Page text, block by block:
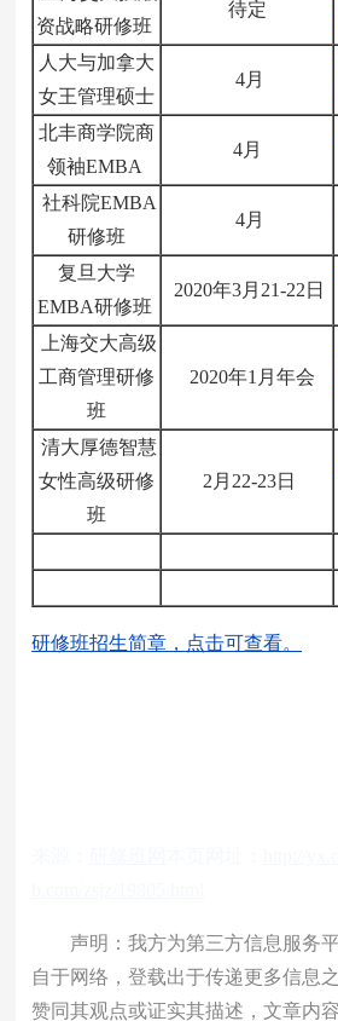
资战略研修班
待定
人大与加拿大
女王管理硕士
4月
北丰商学院商
领袖EMBA
4月
社科院EMBA
研修班
4月
复旦大学
EMBA研修班
2020年3月21-22日
上海交大高级
工商管理研修
班
2020年1月年会
清大厚德智慧
女性高级研修
班
2月22-23日
研修班招生简章，点击可查看。
声明：我方为第三方信息服务平
自于网络，登载出于传递更多信息
赞同其观点或证实其描述，文章内